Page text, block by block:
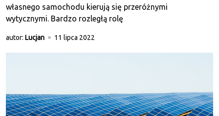
własnego samochodu kierują się przeróżnymi
wytycznymi. Bardzo rozległą rolę
autor: Lucjan 11 lipca 2022